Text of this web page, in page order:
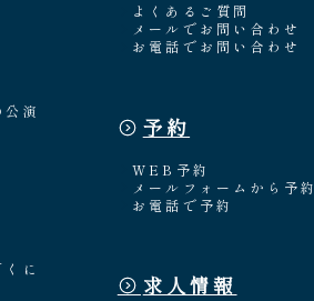
演
に
よくあるご質問
メールでお問い合わせ
お電話でお問い合わせ
予約
WEB予約
メールフォームから予約
お電話で予約
求人情報